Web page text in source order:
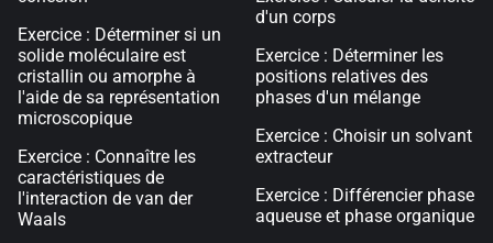
Exercice : Déterminer si un
solide moléculaire est
cristallin ou amorphe à
l'aide de sa représentation
microscopique
Exercice : Connaître les
caractéristiques de
l'interaction de van der
Waals
d'un corps
Exercice : Déterminer les
positions relatives des
phases d'un mélange
Exercice : Choisir un solvant
extracteur
Exercice : Différencier phase
aqueuse et phase organique